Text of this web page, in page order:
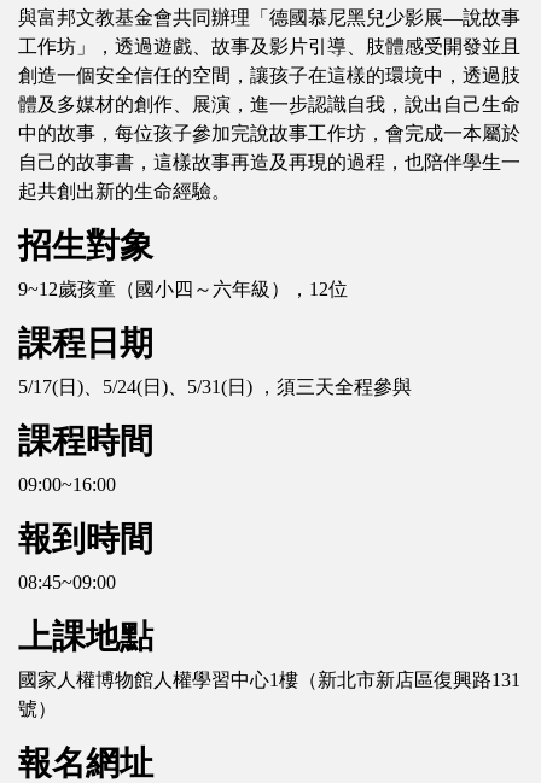
與富邦文教基金會共同辦理「德國慕尼黑兒少影展—說故事
工作坊」，透過遊戲、故事及影片引導、肢體感受開發並且
創造一個安全信任的空間，讓孩子在這樣的環境中，透過肢
體及多媒材的創作、展演，進一步認識自我，說出自己生命
中的故事，每位孩子參加完說故事工作坊，會完成一本屬於
自己的故事書，這樣故事再造及再現的過程，也陪伴學生一
起共創出新的生命經驗。
招生對象
9~12歲孩童（國小四～六年級），12位
課程日期
5/17(日)、5/24(日)、5/31(日) ，須三天全程參與
課程時間
09:00~16:00
報到時間
08:45~09:00
上課地點
國家人權博物館人權學習中心1樓（新北市新店區復興路131
號）
報名網址